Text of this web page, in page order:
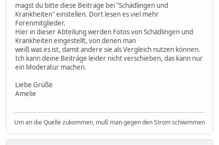
magst du bitte diese Beiträge bei "Schädlingen und
Krankheiten" einstellen. Dort lesen es viel mehr
Forenmitglieder.
Hier in dieser Abteilung werden Fotos von Schädlingen und
Krankheiten eingestellt, von denen man
weiß was es ist, damit andere sie als Vergleich nutzen können.
Ich kann deine Beiträge leider nicht verschieben, das kann nur
ein Moderatur machen.
Liebe Grüße
Amelie
Um an die Quelle zukommen, muß man gegen den Strom schwimmen